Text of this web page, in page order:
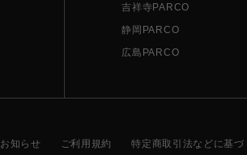
吉祥寺PARCO
静岡PARCO
広島PARCO
お知らせ ご利用規約 特定商取引法などに基づ